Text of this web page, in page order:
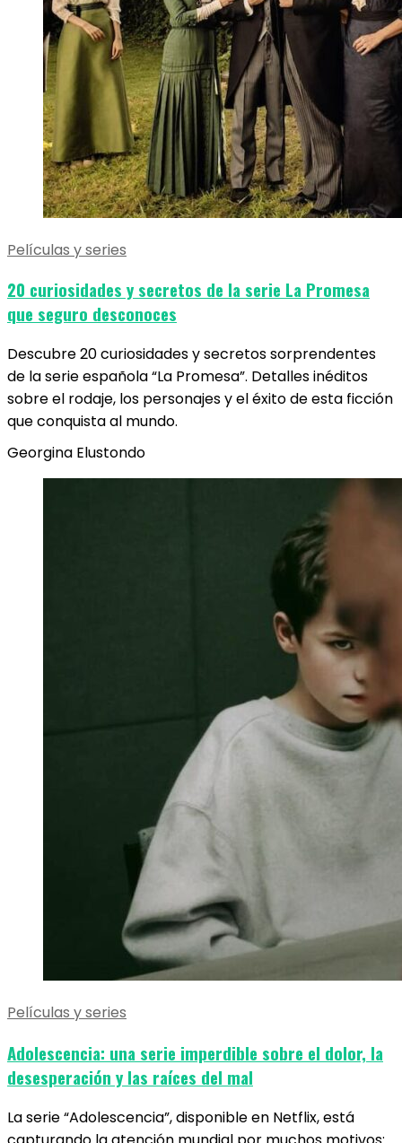
Películas y series
20 curiosidades y secretos de la serie La Promesa
que seguro desconoces
Descubre 20 curiosidades y secretos sorprendentes
de la serie española “La Promesa”. Detalles inéditos
sobre el rodaje, los personajes y el éxito de esta ficción
que conquista al mundo.
Georgina Elustondo
Películas y series
Adolescencia: una serie imperdible sobre el dolor, la
desesperación y las raíces del mal
La serie “Adolescencia”, disponible en Netflix, está